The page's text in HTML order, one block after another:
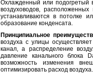
Охлажденный или подогретый
воздуховодов,
устанавливаются в потолке
образование конденсата.
Принципиальное
воздуха с улицы
канал, а распределение
давление канального блока
возможность изменения
оптимизировать расход воздуха.